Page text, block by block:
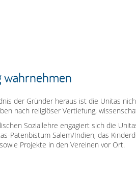
der Gründer heraus ist die Unitas
nach religiöser Vertiefung,
Soziallehre engagiert sich die
Patenbistum Salem/Indien, das
Projekte in den Vereinen vor Ort.